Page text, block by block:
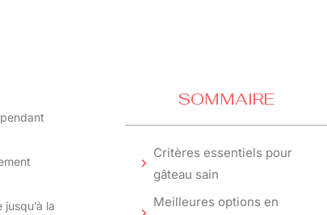
la
SOMMAIRE
Critères essentiels pour
gâteau sain
Meilleures options en